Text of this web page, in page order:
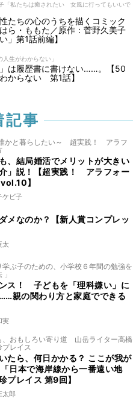
「私たちは癒されたい 女風に行ってもいいで
たちの心のうちを描くコミック
ら・ももた／原作：菅野久美子
」第1話前編】
生がわからない」
」は履歴書に書けない……。【50
からない 第1話】
記事
かと暮らしたい～ 超実践！ アラフ
、結局婚活でメリットが大きい
」説！【超実践！ アラフォー
】
ケビ子
メなのか？【新人賞コンプレッ
太
ぶ子のための、小学校６年間の勉強を
ス！ 子どもを「理科嫌い」に
親の関わり方と家庭でできる
実
、おもしろい寄り道 山岳ライター高橋
レイス
たら、何日かかる？ ここが我が
日本で海岸線から一番遠い地
プレイス 第9回】
太郎